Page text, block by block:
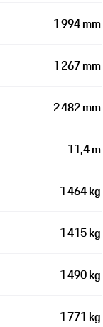
1 994 mm
1 267 mm
2 482 mm
11,4 m
1 464 kg
1 415 kg
1 490 kg
1 771 kg